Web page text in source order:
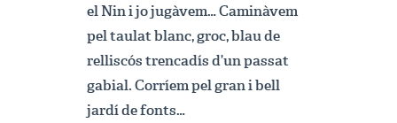
el Nin i jo jugàvem… Caminàvem
pel taulat blanc, groc, blau de
relliscós trencadís d’un passat
gabial. Corríem pel gran i bell
jardí de fonts…